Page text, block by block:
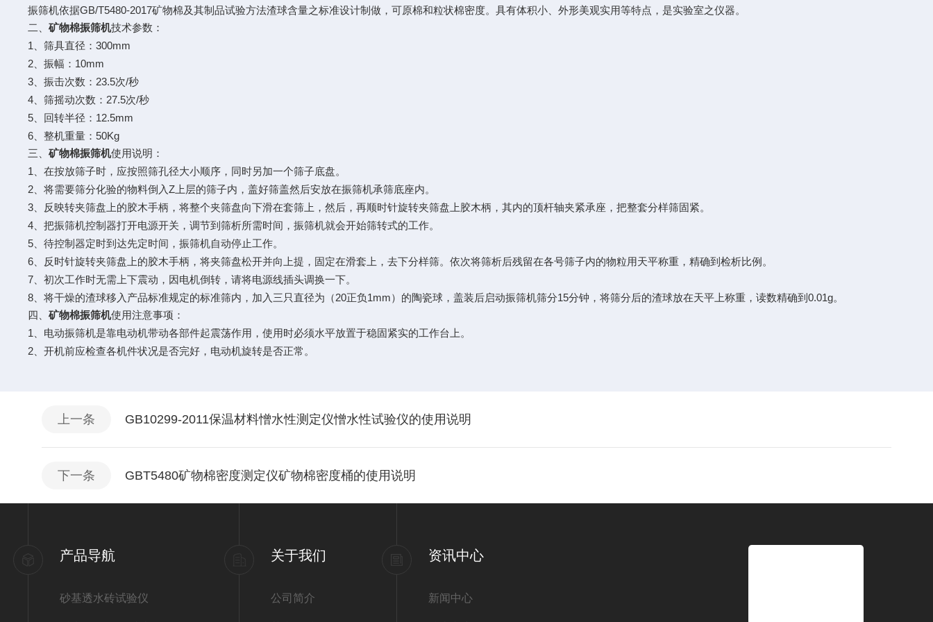
振筛机依据GB/T5480-2017矿物棉及其制品试验方法渣球含量之标准设计制做，可原棉和粒状棉密度。具有体积小、外形美观实用等特点，是实验室之仪器。
二、矿物棉振筛机技术参数：
1 、筛具直径：300mm
2 、振幅： 10mm
3 、振击次数： 23.5次/秒
4 、筛摇动次数： 27.5次/秒
5 、回转半径： 12.5mm
6 、整机重量：50Kg
三、矿物棉振筛机使用说明：
1 、在按放筛子时，应按照筛孔径大小顺序，同时另加一个筛子底盘。
2 、将需要筛分化验的物料倒入Z 上层的筛子内，盖好筛盖然后安放在振筛机承筛底座内。
3 、反映转夹筛盘上的胶木手柄，将整个夹筛盘向下滑在套筛上，然后，再顺时针旋转夹筛盘上胶木柄，其内的顶杆轴夹紧承座，把整套分样筛固紧。
4 、把振筛机控制器打开电源开关，调节到筛析所需时间，振筛机就会开始筛转式的工作。
5 、待控制器定时到达先定时间，振筛机自动停止工作。
6 、反时针旋转夹筛盘上的胶木手柄，将夹筛盘松开并向上提，固定在滑套上，去下分样筛。依次将筛析后残留在各号筛子内的物粒用天平称重，精确到检析比例。
7 、初次工作时无需上下震动，因电机倒转，请将电源线插头调换一下。
8 、将干燥的渣球移入产品标准规定的标准筛内，加入三只直径为（20正负1mm）的陶瓷球，盖装后启动振筛机筛分15分钟，将筛分后的渣球放在天平上称重，读数精确到0.01g。
四、矿物棉振筛机使用注意事项：
1 、电动振筛机是靠电动机带动各部件起震荡作用，使用时必须水平放置于稳固紧实的工作台上。
2 、开机前应检查各机件状况是否完好，电动机旋转是否正常。
上一条 GB10299-2011保温材料憎水性测定仪憎水性试验仪的使用说明
下一条 GBT5480矿物棉密度测定仪矿物棉密度桶的使用说明
产品导航
砂基透水砖试验仪
关于我们
公司简介
资讯中心
新闻中心